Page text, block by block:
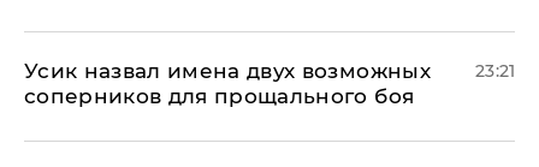
Усик назвал имена двух возможных
соперников для прощального боя
23:21